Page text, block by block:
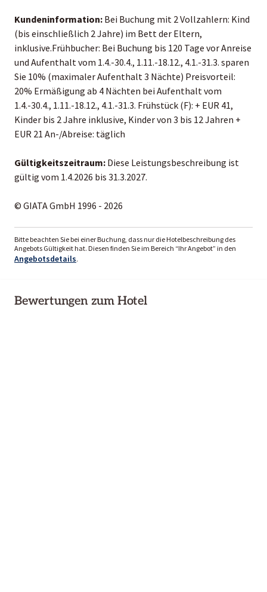
Kundeninformation: Bei Buchung mit 2 Vollzahlern: Kind
(bis einschließlich 2 Jahre) im Bett der Eltern,
inklusive.Frühbucher: Bei Buchung bis 120 Tage vor Anreise
und Aufenthalt vom 1.4.-30.4., 1.11.-18.12., 4.1.-31.3. sparen
Sie 10% (maximaler Aufenthalt 3 Nächte) Preisvorteil:
20% Ermäßigung ab 4 Nächten bei Aufenthalt vom
1.4.-30.4., 1.11.-18.12., 4.1.-31.3. Frühstück (F): + EUR 41,
Kinder bis 2 Jahre inklusive, Kinder von 3 bis 12 Jahren +
EUR 21 An-/Abreise: täglich
Gültigkeitszeitraum: Diese Leistungsbeschreibung ist
gültig vom 1.4.2026 bis 31.3.2027.
© GIATA GmbH 1996 - 2026
Bitte beachten Sie bei einer Buchung, dass nur die Hotelbeschreibung des
Angebots Gültigkeit hat. Diesen finden Sie im Bereich “Ihr Angebot” in den
Angebotsdetails.
Bewertungen zum Hotel